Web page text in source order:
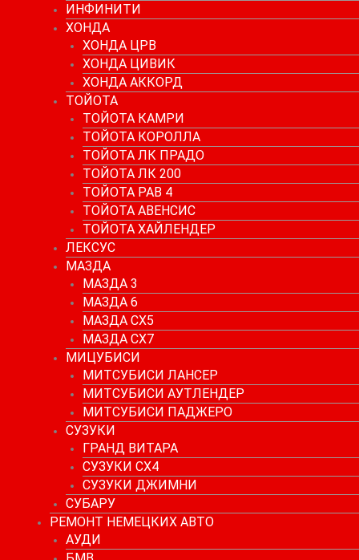
ИНФИНИТИ
ХОНДА
ХОНДА ЦРВ
ХОНДА ЦИВИК
ХОНДА АККОРД
ТОЙОТА
ТОЙОТА КАМРИ
ТОЙОТА КОРОЛЛА
ТОЙОТА ЛК ПРАДО
ТОЙОТА ЛК 200
ТОЙОТА РАВ 4
ТОЙОТА АВЕНСИС
ТОЙОТА ХАЙЛЕНДЕР
ЛЕКСУС
МАЗДА
МАЗДА 3
МАЗДА 6
МАЗДА СХ5
МАЗДА СХ7
МИЦУБИСИ
МИТСУБИСИ ЛАНСЕР
МИТСУБИСИ АУТЛЕНДЕР
МИТСУБИСИ ПАДЖЕРО
СУЗУКИ
ГРАНД ВИТАРА
СУЗУКИ СХ4
СУЗУКИ ДЖИМНИ
СУБАРУ
РЕМОНТ НЕМЕЦКИХ АВТО
АУДИ